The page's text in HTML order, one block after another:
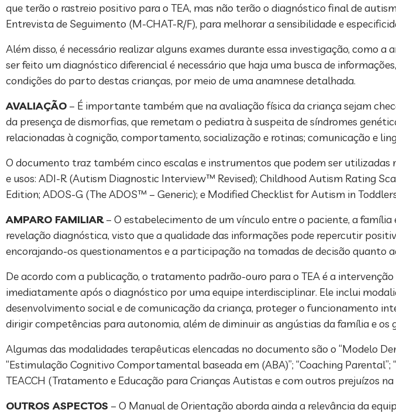
que terão o rastreio positivo para o TEA, mas não terão o diagnóstico final de
Entrevista de Seguimento (M-CHAT-R/F), para melhorar a sensibilidade e
Além disso, é necessário realizar alguns exames durante essa investigação, como a
ser feito um diagnóstico diferencial é necessário que haja uma busca de
condições do parto destas crianças, por meio de uma anamnese detalhada.
AVALIAÇÃO – É importante também que na avaliação física da criança sejam
da presença de dismorfias, que remetam o pediatra à suspeita de síndromes
relacionadas à cognição, comportamento, socialização e rotinas; comunicação e
O documento traz também cinco escalas e instrumentos que podem ser utilizadas
e usos: ADI-R (Autism Diagnostic Interview™ Revised); Childhood Autism Rating
Edition; ADOS-G (The ADOS™ – Generic); e Modified Checklist for Autism in
AMPARO FAMILIAR– O estabelecimento de um vínculo entre o paciente, a
revelação diagnóstica, visto que a qualidade das informações pode repercutir
encorajando-os questionamentos e a participação na tomadas de decisão quanto
De acordo com a publicação, o tratamento padrão-ouro para o TEA é a
imediatamente após o diagnóstico por uma equipe interdisciplinar. Ele inclui
desenvolvimento social e de comunicação da criança, proteger o funcionamento
dirigir competências para autonomia, além de diminuir as angústias da família e os
Algumas das modalidades terapêuticas elencadas no documento são o “Modelo
“Estimulação Cognitivo Comportamental baseada em (ABA)”; “Coaching
TEACCH (Tratamento e Educação para Crianças Autistas e com outros prejuízos na
OUTROS ASPECTOS – O Manual de Orientação aborda ainda a relevância da